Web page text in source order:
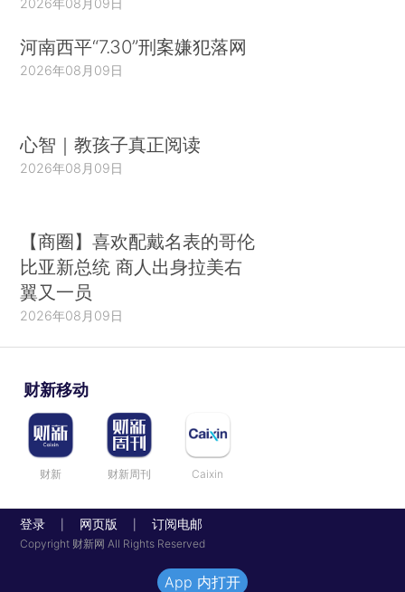
2026年08月09日
河南西平“7.30”刑案嫌犯落网
2026年08月09日
心智｜教孩子真正阅读
2026年08月09日
【商圈】喜欢配戴名表的哥伦
比亚新总统 商人出身拉美右
翼又一员
2026年08月09日
财新移动
财新 财新周刊 Caixin
登录 网页版 订阅电邮
Copyright 财新网 All Rights Reserved
App 内打开